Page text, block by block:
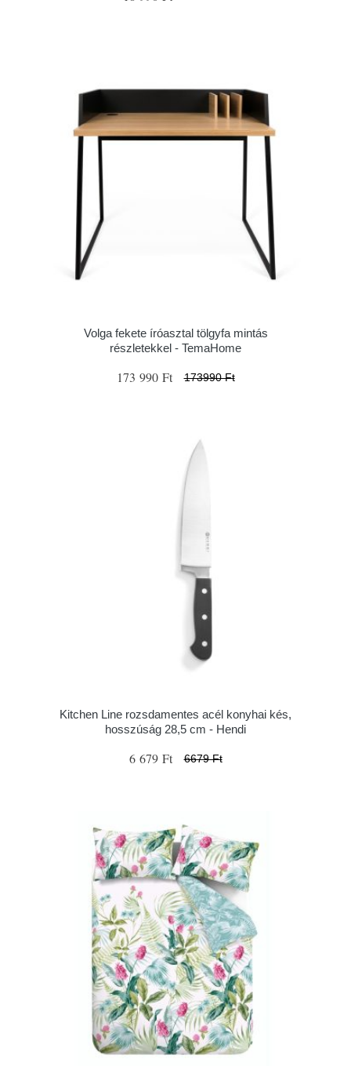
Volga fekete íróasztal tölgyfa mintás
részletekkel - TemaHome
173 990 Ft 173990 Ft
Kitchen Line rozsdamentes acél konyhai kés,
hosszúság 28,5 cm - Hendi
6 679 Ft 6679 Ft